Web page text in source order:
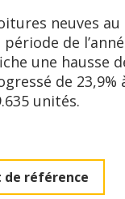
neuves
de
une hausse
de
unités.
de référence